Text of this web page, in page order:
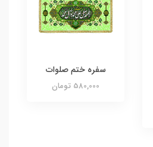
سفره ختم صلوات
580,000 تومان